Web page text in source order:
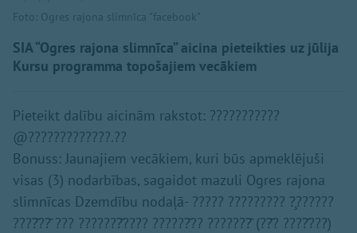
Foto: Ogres rajona slimnīca "facebook"
SIA “Ogres rajona slimnīca” aicina pieteikties uz jūlija
Kursu programma topošajiem vecākiem
Pieteikt dalību aicinām rakstot: ???????????
@?????????????.??
Bonuss: Jaunajiem vecākiem, kuri būs apmeklējuši
visas (3) nodarbības, sagaidot mazuli Ogres rajona
slimnīcas Dzemdību nodaļā- ????? ????????? ?̧??????
????̄??̄ ??? ???????̄???? ??????̄?? ???????̄ (??̄? ????̄???)